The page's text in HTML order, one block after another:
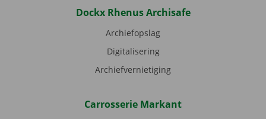
Dockx Rhenus Archisafe
Archiefopslag
Digitalisering
Archiefvernietiging
Carrosserie Markant